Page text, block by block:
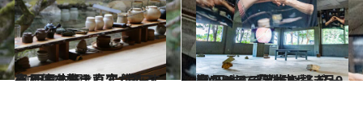
2023.3.14
心と体を整え直す 滞在するだけで生まれ変われる宿 西日本編
旅＆お出かけ 2023.3.9
やんばるで芸術を繋ぎ、響かせる 「やんばるアートフェスティバル」 4月9日(日)まで開催中
カルチャー